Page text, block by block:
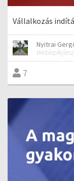
Vállalkozás
Nyitrai
7